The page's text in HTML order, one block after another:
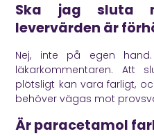
Ska jag sluta
levervärden är
Nej, inte på egen
läkarkommentaren. Att
plötsligt kan vara farligt,
behöver vägas mot
Är paracetamol